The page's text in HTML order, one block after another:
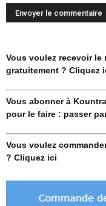
Vous voulez recevoir
gratuitement ? Cliquez
Vous abonner à
pour le faire : passer
Vous voulez
? Cliquez ici